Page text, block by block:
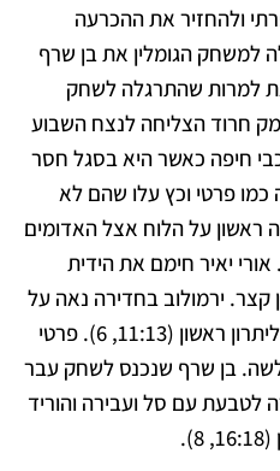
ולהחזיר את ההכרעה
למשחק הגומלין את בן שרף
למרות שהתרגלה לשחק
חרוד הצליחה לנצח השבוע
חיפה כאשר היא בסגל חסר
כמו פרטי וכץ עלו שהם לא
ראשון על הלוח אצל האדומים
יאיר חימם את הידית
ירמולוב בחדירה נאה על
פילוננקו העלה את המארחת ליתרון ראשון (11:13, 6). פרטי
בן שרף שנכנס לשחק עבר
לטבעת עם סל ועבירה והוריד